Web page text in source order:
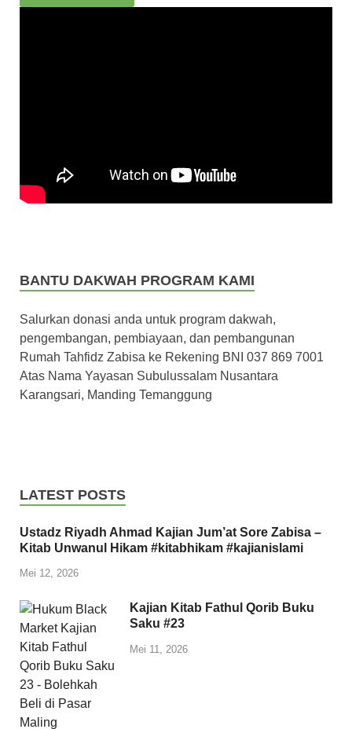
BANTU DAKWAH PROGRAM KAMI
Salurkan donasi anda untuk program dakwah,
pengembangan, pembiayaan, dan pembangunan
Rumah Tahfidz Zabisa ke Rekening BNI 037 869 7001
Atas Nama Yayasan Subulussalam Nusantara
Karangsari, Manding Temanggung
LATEST POSTS
Ustadz Riyadh Ahmad Kajian Jum’at Sore Zabisa –
Kitab Unwanul Hikam #kitabhikam #kajianislami
Mei 12, 2026
Kajian Kitab Fathul Qorib Buku
Saku #23
Mei 11, 2026